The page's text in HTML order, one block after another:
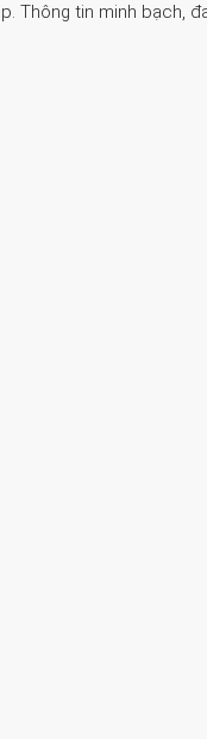
Thông tin minh bạch,